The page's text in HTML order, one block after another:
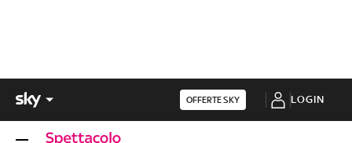
OFFERTE SKY LOGIN